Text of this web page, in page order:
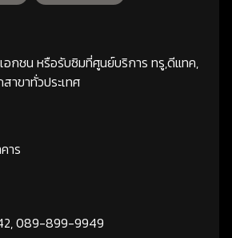
กชน หรือรับซิมที่ศูนย์บริการ ทรู,ดีแทค,
าขาทั่วประเทศ
าร
,089-899-9949